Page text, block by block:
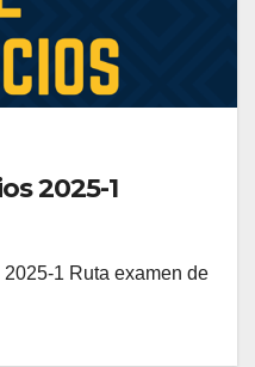
2025-1
1 Ruta examen de